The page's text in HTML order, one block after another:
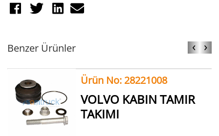
Benzer Ürünler ‹ ›
Ürün No: 28221008
VOLVO KABIN TAMIR
TAKIMI